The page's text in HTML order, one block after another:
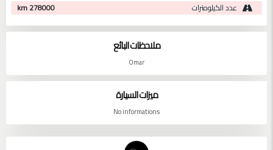
عدد الكيلومترات
278000 km
ملاحظات البائع
Omar
ميزات السيارة
No informations